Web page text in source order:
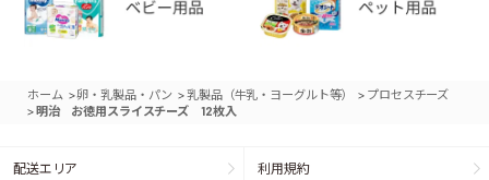
ホーム >卵・乳製品・パン >乳製品（牛乳・ヨーグルト等） > プロセスチーズ
> 明治 お徳用スライスチーズ 12枚入
配送エリア 利用規約